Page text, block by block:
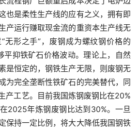
也是柔性生产线的应有之义，拥有即
产运行赚取现金流的重资本生产线无
无形之手”，废钢成为螺纹钢价格的
平抑铁矿石价格波动。理论上，自然
是恒定的，钢铁生产无限，则废钢无
为完全垄断性铁矿石的完美替代，同
产工艺。目前我国炼钢废钢比在20%
2025年炼钢废钢比达到30%。一旦
保持一定比例，将大大降低我国钢铁